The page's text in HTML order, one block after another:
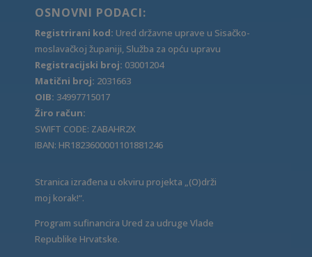
OSNOVNI PODACI:
Registrirani kod: Ured državne uprave u Sisačko-
moslavačkoj županiji, Služba za opću upravu
Registracijski broj: 03001204
Matični broj: 2031663
OIB: 34997715017
Žiro račun:
SWIFT CODE: ZABAHR2X
IBAN: HR1823600001101881246
Stranica izrađena u okviru projekta „(O)drži
moj korak!“.
Program sufinancira Ured za udruge Vlade
Republike Hrvatske.